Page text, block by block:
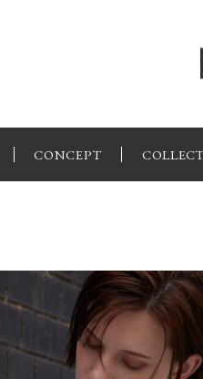
CONCEPT